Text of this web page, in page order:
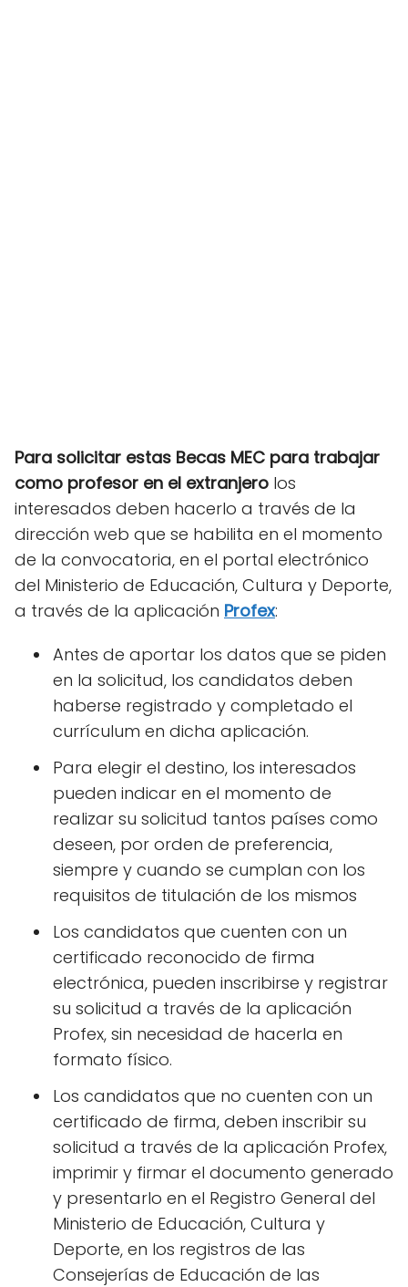
Para solicitar estas Becas MEC para trabajar
como profesor en el extranjero los
interesados deben hacerlo a través de la
dirección web que se habilita en el momento
de la convocatoria, en el portal electrónico
del Ministerio de Educación, Cultura y Deporte,
a través de la aplicación Profex:
Antes de aportar los datos que se piden
en la solicitud, los candidatos deben
haberse registrado y completado el
currículum en dicha aplicación.
Para elegir el destino, los interesados
pueden indicar en el momento de
realizar su solicitud tantos países como
deseen, por orden de preferencia,
siempre y cuando se cumplan con los
requisitos de titulación de los mismos
Los candidatos que cuenten con un
certificado reconocido de firma
electrónica, pueden inscribirse y registrar
su solicitud a través de la aplicación
Profex, sin necesidad de hacerla en
formato físico.
Los candidatos que no cuenten con un
certificado de firma, deben inscribir su
solicitud a través de la aplicación Profex,
imprimir y firmar el documento generado
y presentarlo en el Registro General del
Ministerio de Educación, Cultura y
Deporte, en los registros de las
Consejerías de Educación de las